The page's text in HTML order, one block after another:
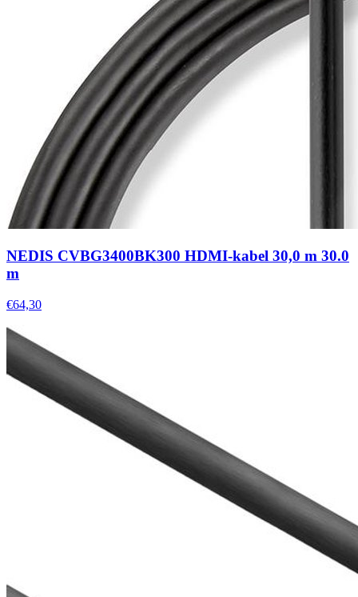
NEDIS CVBG3400BK300 HDMI-kabel 30,0 m 30.0
m
€64,30